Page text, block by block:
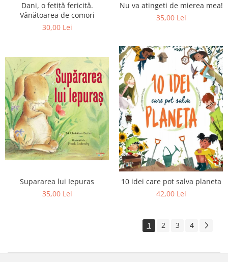
Dani, o fetiță fericită.
Vânătoarea de comori
30,00 Lei
Nu va atingeti de mierea mea!
35,00 Lei
Supararea lui Iepuras
35,00 Lei
10 idei care pot salva planeta
42,00 Lei
1 2 3 4